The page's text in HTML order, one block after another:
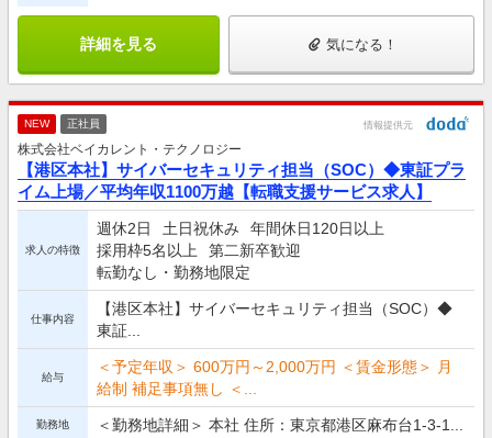
詳細を見る 気になる！
NEW 正社員 情報提供元
株式会社ベイカレント・テクノロジー
【港区本社】サイバーセキュリティ担当（SOC）◆東証プラ
イム上場／平均年収1100万越【転職支援サービス求人】
求人の特徴
週休2日 土日祝休み
年間休日120日以上
採用枠5名以上
第二新卒歓迎
転勤なし・勤務地限定
仕事内容
【港区本社】サイバーセキュリティ担当（SOC）◆
東証...
給与
＜予定年収＞ 600万円～2,000万円 ＜賃金形態＞ 月
給制 補足事項無し ＜...
勤務地 ＜勤務地詳細＞ 本社 住所：東京都港区麻布台1-3-1...